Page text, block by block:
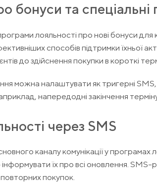
бонуси та спеціальні
лояльності про нові бонуси для
способів підтримки їхньої
до здійснення покупки в короткі
можна налаштувати як тригерні
напередодні закінчення терміну
через SMS
каналу комунікації у програмах
їх про всі оновлення.
покупок.